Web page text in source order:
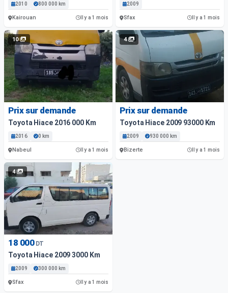
2010 800 000 km
Kairouan Il y a 1 mois
2009
Sfax Il y a 1 mois
10
Prix sur demande
Toyota Hiace 2016 000 Km
2016 0 km
Nabeul Il y a 1 mois
4
Prix sur demande
Toyota Hiace 2009 93000 Km
2009 930 000 km
Bizerte Il y a 1 mois
4
18 000 DT
Toyota Hiace 2009 3000 Km
2009 300 000 km
Sfax Il y a 1 mois